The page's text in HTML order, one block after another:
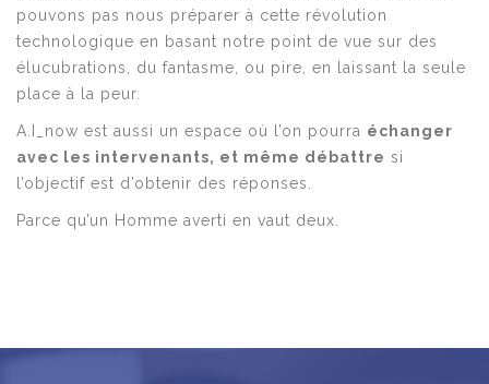
pouvons pas nous préparer à cette révolution
technologique en basant notre point de vue sur des
élucubrations, du fantasme, ou pire, en laissant la seule
place à la peur.
A.I_now est aussi un espace où l’on pourra échanger
avec les intervenants, et même débattre si
l’objectif est d’obtenir des réponses.
Parce qu’un Homme averti en vaut deux.